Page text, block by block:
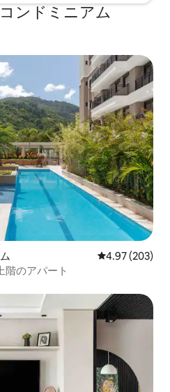
ンドミニアム
レビュー203
4.97 (203)
階のアパート
。